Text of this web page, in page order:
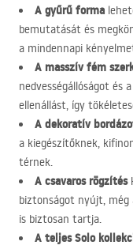
A gyűrű forma
bemutatását és
a mindennapi
A masszív fém
nedvességállóságot és
ellenállást, így
A dekoratív
a kiegészítőknek,
térnek.
A csavaros rögzítés
biztonságot nyújt, még
is biztosan tartja.
A teljes Solo